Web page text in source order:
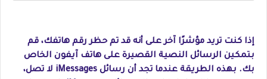
إذا كنت تريد مؤشرًا آخر على أنه قد تم حظر رقم هاتفك، قم
بتمكين الرسائل النصية القصيرة على هاتف آيفون الخاص
بك. بهذه الطريقة عندما تجد أن رسائل iMessages لا تصل،